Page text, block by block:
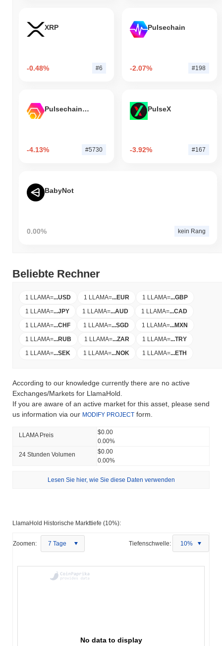
XRP
-0.48% #6
Pulsechain
-2.07% #198
Pulsechain Bridged HEX (Pulsechain)
-4.13% #5730
PulseX
-3.92% #167
BabyNot
0.00% kein Rang
Beliebte Rechner
1 LLAMA=...USD 1 LLAMA=...EUR 1 LLAMA=...GBP
1 LLAMA=...JPY 1 LLAMA=...AUD 1 LLAMA=...CAD
1 LLAMA=...CHF 1 LLAMA=...SGD 1 LLAMA=...MXN
1 LLAMA=...RUB 1 LLAMA=...ZAR 1 LLAMA=...TRY
1 LLAMA=...SEK 1 LLAMA=...NOK 1 LLAMA=...ETH
According to our knowledge currently there are no active
Exchanges/Markets for LlamaHold.
If you are aware of an active market for this asset, please send
us information via our MODIFY PROJECT form.
LLAMA Preis
$0.00
0.00%
24 Stunden Volumen
$0.00
0.00%
Lesen Sie hier, wie Sie diese Daten verwenden
LlamaHold Historische Markttiefe (10%):
Zoomen: 7 Tage Tiefenschwelle: 10%
No data to display